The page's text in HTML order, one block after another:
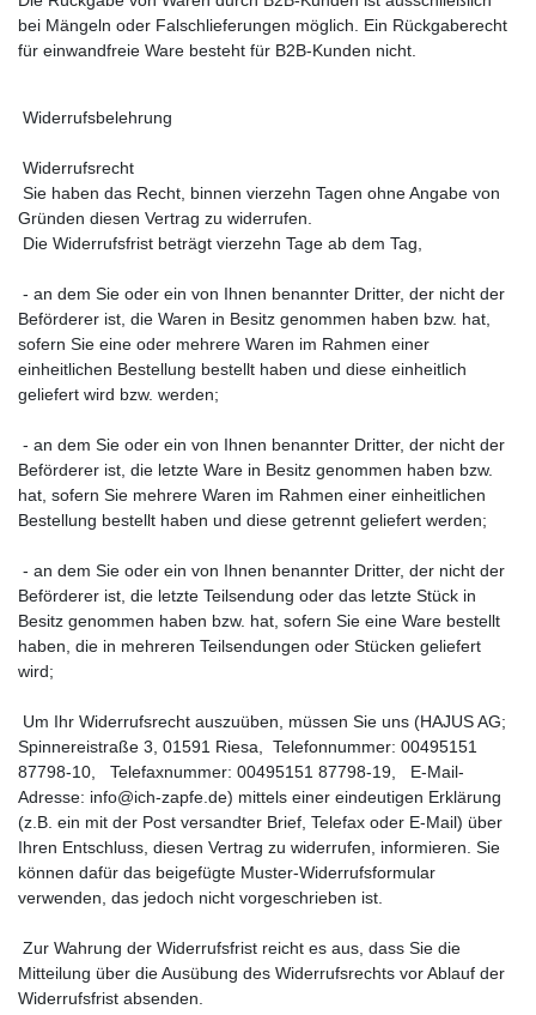
bei Mängeln oder Falschlieferungen möglich. Ein Rückgaberecht
für einwandfreie Ware besteht für B2B-Kunden nicht.
Widerrufsbelehrung
Widerrufsrecht
Sie haben das Recht, binnen vierzehn Tagen ohne Angabe von
Gründen diesen Vertrag zu widerrufen.
Die Widerrufsfrist beträgt vierzehn Tage ab dem Tag,
- an dem Sie oder ein von Ihnen benannter Dritter, der nicht der
Beförderer ist, die Waren in Besitz genommen haben bzw. hat,
sofern Sie eine oder mehrere Waren im Rahmen einer
einheitlichen Bestellung bestellt haben und diese einheitlich
geliefert wird bzw. werden;
- an dem Sie oder ein von Ihnen benannter Dritter, der nicht der
Beförderer ist, die letzte Ware in Besitz genommen haben bzw.
hat, sofern Sie mehrere Waren im Rahmen einer einheitlichen
Bestellung bestellt haben und diese getrennt geliefert werden;
- an dem Sie oder ein von Ihnen benannter Dritter, der nicht der
Beförderer ist, die letzte Teilsendung oder das letzte Stück in
Besitz genommen haben bzw. hat, sofern Sie eine Ware bestellt
haben, die in mehreren Teilsendungen oder Stücken geliefert
wird;
Um Ihr Widerrufsrecht auszuüben, müssen Sie uns (HAJUS AG;
Spinnereistraße 3, 01591 Riesa, Telefonnummer: 00495151
87798-10, Telefaxnummer: 00495151 87798-19, E-Mail-
Adresse: info@ich-zapfe.de) mittels einer eindeutigen Erklärung
(z.B. ein mit der Post versandter Brief, Telefax oder E-Mail) über
Ihren Entschluss, diesen Vertrag zu widerrufen, informieren. Sie
können dafür das beigefügte Muster-Widerrufsformular
verwenden, das jedoch nicht vorgeschrieben ist.
Zur Wahrung der Widerrufsfrist reicht es aus, dass Sie die
Mitteilung über die Ausübung des Widerrufsrechts vor Ablauf der
Widerrufsfrist absenden.